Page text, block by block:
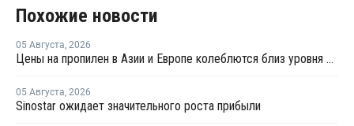
Похожие новости
05 Августа, 2026
Цены на пропилен в Азии и Европе колеблются близ уровня в USD1000
05 Августа, 2026
Sinostar ожидает значительного роста прибыли